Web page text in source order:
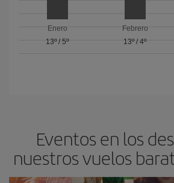
Enero
13º/5º
Febrero
13º/ 4º
Eventos en los
nuestros vuelos